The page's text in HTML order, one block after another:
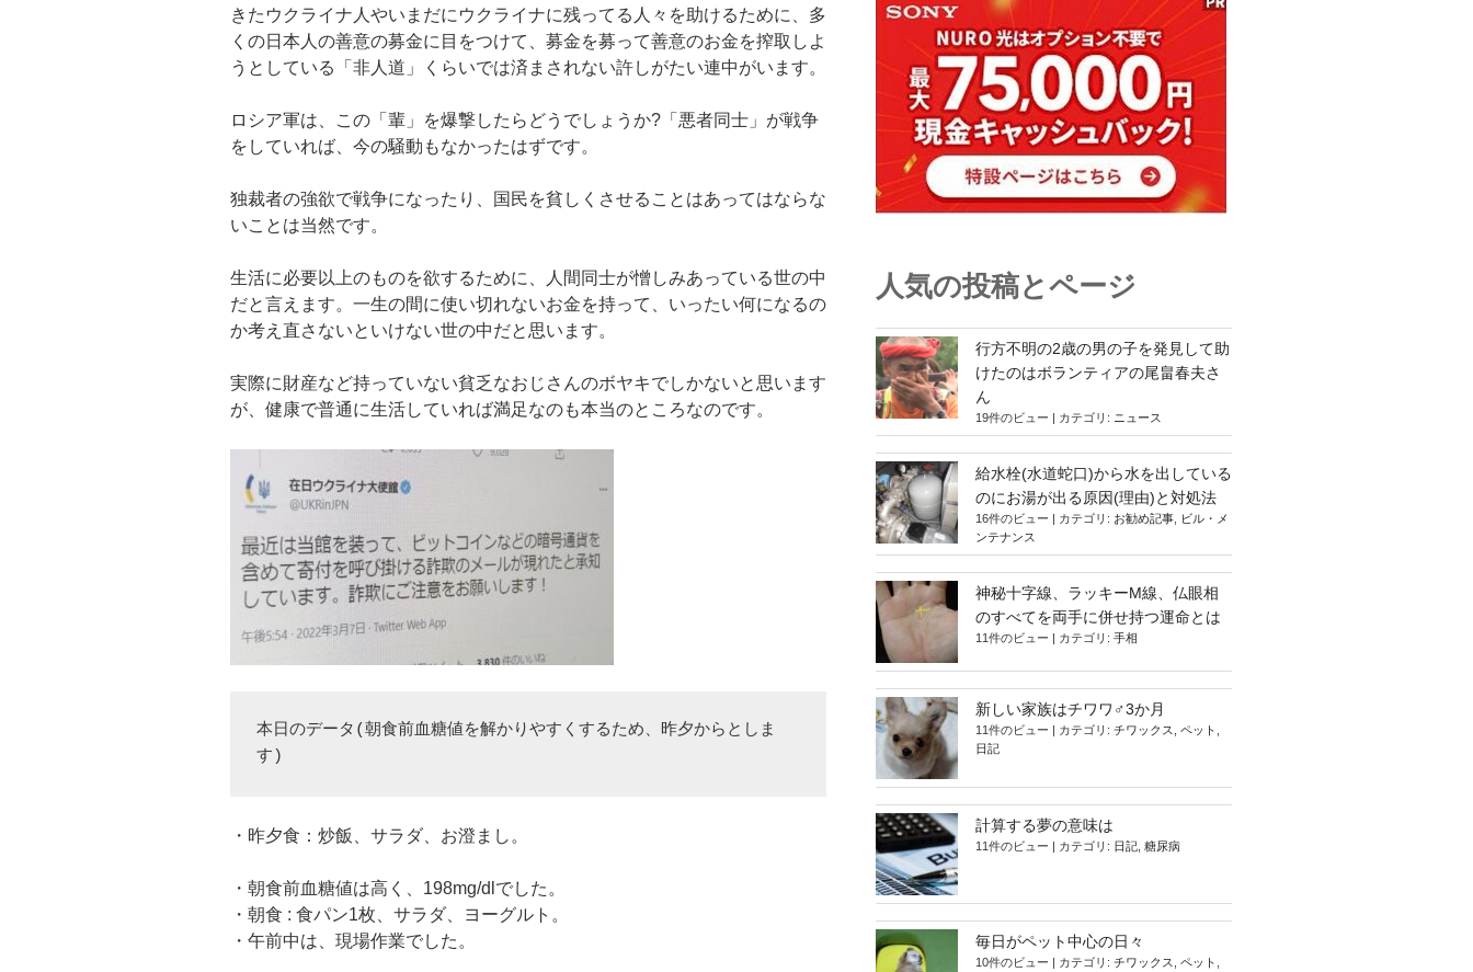
きたウクライナ人やいまだにウクライナに残ってる人々を助けるために、多
くの日本人の善意の募金に目をつけて、募金を募って善意のお金を搾取しよ
うとしている「非人道」くらいでは済まされない許しがたい連中がいます。
ロシア軍は、この「輩」を爆撃したらどうでしょうか?「悪者同士」が戦争
をしていれば、今の騒動もなかったはずです。
独裁者の強欲で戦争になったり、国民を貧しくさせることはあってはならな
いことは当然です。
生活に必要以上のものを欲するために、人間同士が憎しみあっている世の中
だと言えます。一生の間に使い切れないお金を持って、いったい何になるの
か考え直さないといけない世の中だと思います。
実際に財産など持っていない貧乏なおじさんのボヤキでしかないと思います
が、健康で普通に生活していれば満足なのも本当のところなのです。
本日のデータ(朝食前血糖値を解かりやすくするため、昨夕からとしま
す)
・昨夕食：炒飯、サラダ、お澄まし。
・朝食前血糖値は高く、198mg/dlでした。
・朝食 : 食パン1枚、サラダ、ヨーグルト。
・午前中は、現場作業でした。
人気の投稿とページ
行方不明の2歳の男の子を発見して助
けたのはボランティアの尾畠春夫さ
ん
19件のビュー | カテゴリ: ニュース
給水栓(水道蛇口)から水を出している
のにお湯が出る原因(理由)と対処法
16件のビュー | カテゴリ: お勧め記事,
ビル・メ
ンテナンス
神秘十字線、ラッキーM線、仏眼相
のすべてを両手に併せ持つ運命とは
11件のビュー | カテゴリ: 手相
新しい家族はチワワ♂3か月
11件のビュー | カテゴリ: チワックス ペット
日記
計算する夢の意味は
11件のビュー | カテゴリ: 日記, 糖尿病
毎日がペット中心の日々
10件のビュー | カテゴリ: チワックス ペット